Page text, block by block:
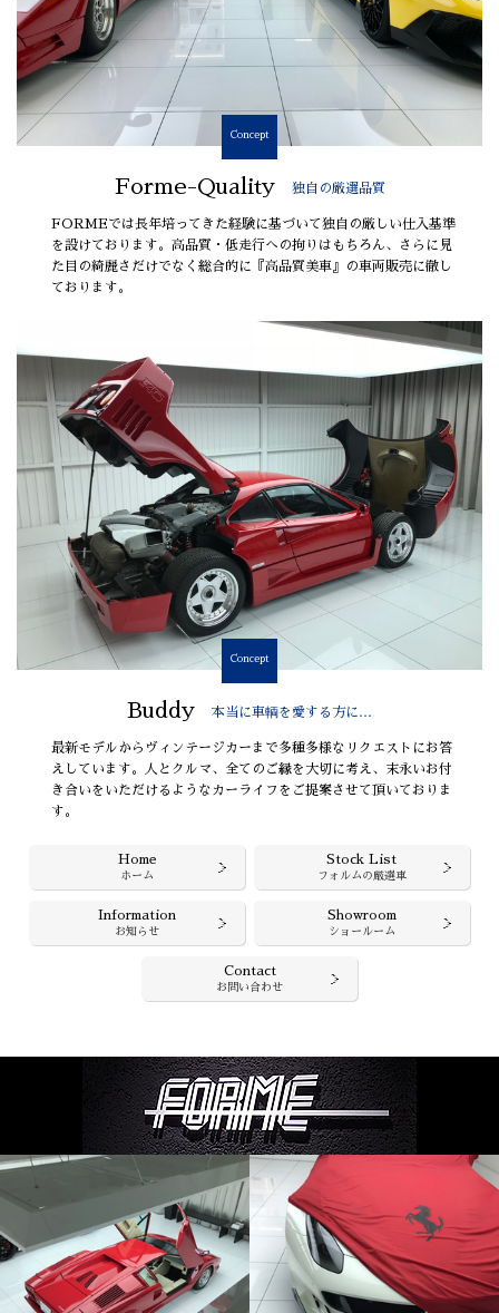
Concept
Forme-Quality 独自の厳選品質
FORMEでは長年培ってきた経験に基づいて独自の厳しい仕入基準
を設けております。高品質・低走行への拘りはもちろん、さらに見
た目の綺麗さだけでなく総合的に『高品質美車』の車両販売に徹し
ております。
Concept
Buddy 本当に車輌を愛する方に…
最新モデルからヴィンテージカーまで多種多様なリクエストにお答
えしています。人とクルマ、全てのご縁を大切に考え、末永いお付
き合いをいただけるようなカーライフをご提案させて頂いておりま
す。
Home
ホーム
Stock List
フォルムの厳選車
Information
お知らせ
Showroom
ショールーム
Contact
お問い合わせ